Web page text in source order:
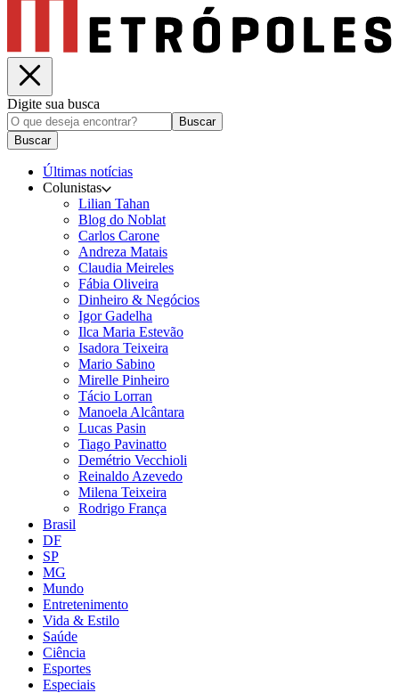
Digite sua busca
Buscar
Buscar
Últimas notícias
Colunistas
Lilian Tahan
Blog do Noblat
Carlos Carone
Andreza Matais
Claudia Meireles
Fábia Oliveira
Dinheiro & Negócios
Igor Gadelha
Ilca Maria Estevão
Isadora Teixeira
Mario Sabino
Mirelle Pinheiro
Tácio Lorran
Manoela Alcântara
Lucas Pasin
Tiago Pavinatto
Demétrio Vecchioli
Reinaldo Azevedo
Milena Teixeira
Rodrigo França
Brasil
DF
SP
MG
Mundo
Entretenimento
Vida & Estilo
Saúde
Ciência
Esportes
Especiais